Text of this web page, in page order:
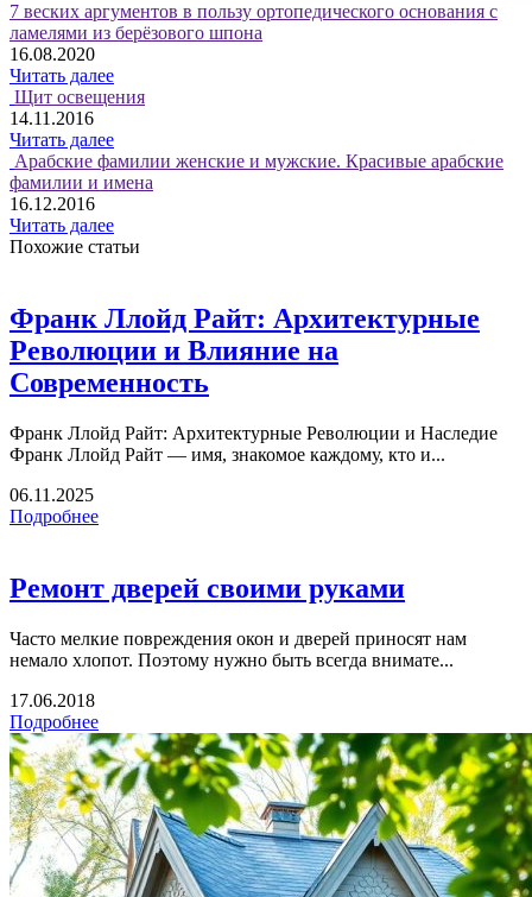
7 веских аргументов в пользу ортопедического основания с
ламелями из берёзового шпона
16.08.2020
Читать далее
Щит освещения
14.11.2016
Читать далее
Арабские фамилии женские и мужские. Красивые арабские
фамилии и имена
16.12.2016
Читать далее
Похожие статьи
Франк Ллойд Райт: Архитектурные
Революции и Влияние на
Современность
Франк Ллойд Райт: Архитектурные Революции и Наследие
Франк Ллойд Райт — имя, знакомое каждому, кто и...
06.11.2025
Подробнее
Ремонт дверей своими руками
Часто мелкие повреждения окон и дверей приносят нам
немало хлопот. Поэтому нужно быть всегда внимате...
17.06.2018
Подробнее